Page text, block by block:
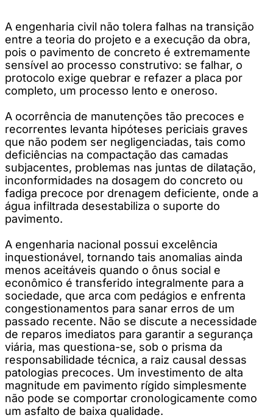
A engenharia civil não tolera falhas na transição
entre a teoria do projeto e a execução da obra,
pois o pavimento de concreto é extremamente
sensível ao processo construtivo: se falhar, o
protocolo exige quebrar e refazer a placa por
completo, um processo lento e oneroso.
A ocorrência de manutenções tão precoces e
recorrentes levanta hipóteses periciais graves
que não podem ser negligenciadas, tais como
deficiências na compactação das camadas
subjacentes, problemas nas juntas de dilatação,
inconformidades na dosagem do concreto ou
fadiga precoce por drenagem deficiente, onde a
água infiltrada desestabiliza o suporte do
pavimento.
A engenharia nacional possui excelência
inquestionável, tornando tais anomalias ainda
menos aceitáveis quando o ônus social e
econômico é transferido integralmente para a
sociedade, que arca com pedágios e enfrenta
congestionamentos para sanar erros de um
passado recente. Não se discute a necessidade
de reparos imediatos para garantir a segurança
viária, mas questiona-se, sob o prisma da
responsabilidade técnica, a raiz causal dessas
patologias precoces. Um investimento de alta
magnitude em pavimento rígido simplesmente
não pode se comportar cronologicamente como
um asfalto de baixa qualidade.